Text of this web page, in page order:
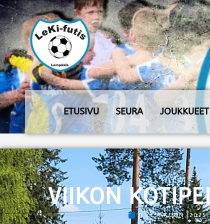
ETUSIVU SEURA JOUKKUEET
VIIKON
9 KESÄKUUN, 2025